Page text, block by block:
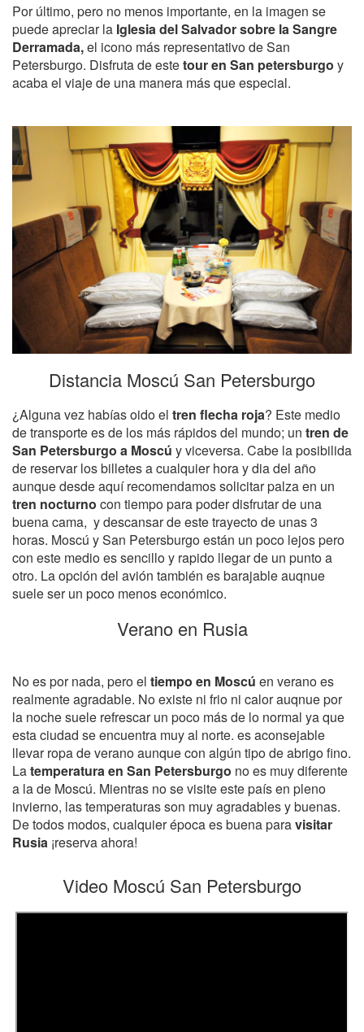
Por último, pero no menos importante, en la imagen se
puede apreciar la Iglesia del Salvador sobre la Sangre
Derramada,el icono más representativo de San
Petersburgo. Disfruta de estetour en San petersburgo y
acaba el viaje de una manera más que especial.
Distancia Moscú San Petersburgo
¿Alguna vez habías oido el tren flecha roja? Este medio
de transporte es de los más rápidos del mundo; un tren de
San Petersburgo a Moscú y viceversa. Cabe la posibilida
de reservar los billetes a cualquier hora y dia del año
aunque desde aquí recomendamos solicitar palza en un
tren nocturno con tiempo para poder disfrutar de una
buena cama, y descansar de este trayecto de unas 3
horas. Moscú y San Petersburgo están un poco lejos pero
con este medio es sencillo y rapido llegar de un punto a
otro. La opción del avión también es barajable auqnue
suele ser un poco menos económico.
Verano en Rusia
No es por nada, pero el tiempo en Moscú en verano es
realmente agradable. No existe ni frio ni calor auqnue por
la noche suele refrescar un poco más de lo normal ya que
esta ciudad se encuentra muy al norte. es aconsejable
llevar ropa de verano aunque con algún tipo de abrigo fino.
Latemperatura en San Petersburgo no es muy diferente
a la de Moscú. Mientras no se visite este país en pleno
invierno, las temperaturas son muy agradables y buenas.
De todos modos, cualquier época es buena paravisitar
Rusia ¡reserva ahora!
Video Moscú San Petersburgo